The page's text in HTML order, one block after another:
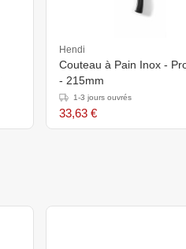
Hendi
Couteau à Pain Inox -
- 215mm
1-3 jours ouvrés
33,63 €